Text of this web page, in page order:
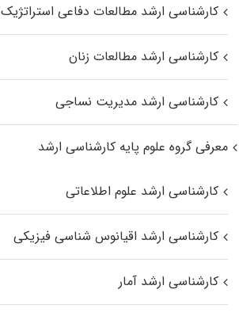
کارشناسی ارشد مطالعات دفاعی استراتژیک
کارشناسی ارشد مطالعات زنان
کارشناسی ارشد مدیریت نساجی
معرفی گروه علوم پایه کارشناسی ارشد
کارشناسی ارشد علوم اطلاعاتی
کارشناسی ارشد اقیانوس‌ شناسی فیزیکی
کارشناسی ارشد آمار